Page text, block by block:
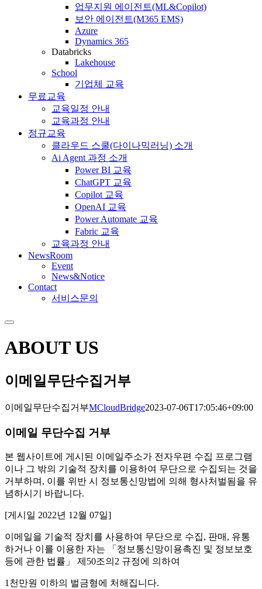
업무지원 에이전트(ML&Copilot)
보안 에이전트(M365 EMS)
Azure
Dynamics 365
Databricks
Lakehouse
School
기업체 교육
무료교육
교육일정 안내
교육과정 안내
정규교육
클라우드 스쿨(다이나믹러닝) 소개
Ai Agent 과정 소개
Power BI 교육
ChatGPT 교육
Copilot 교육
OpenAI 교육
Power Automate 교육
Fabric 교육
교육과정 안내
NewsRoom
Event
News&Notice
Contact
서비스문의
ABOUT US
이메일무단수집거부
이메일무단수집거부MCloudBridge2023-07-06T17:05:46+09:00
이메일 무단수집 거부
본 웹사이트에 게시된 이메일주소가 전자우편 수집 프로그램
이나 그 밖의 기술적 장치를 이용하여 무단으로 수집되는 것을
거부하며, 이를 위반 시 정보통신망법에 의해 형사처벌됨을 유
념하시기 바랍니다.
[게시일 2022년 12월 07일]
이메일을 기술적 장치를 사용하여 무단으로 수집, 판매, 유통
하거나 이를 이용한 자는 「정보통신망이용촉진 및 정보보호
등에 관한 법률」 제50조의2 규정에 의하여
1천만원 이하의 벌금형에 처해집니다.